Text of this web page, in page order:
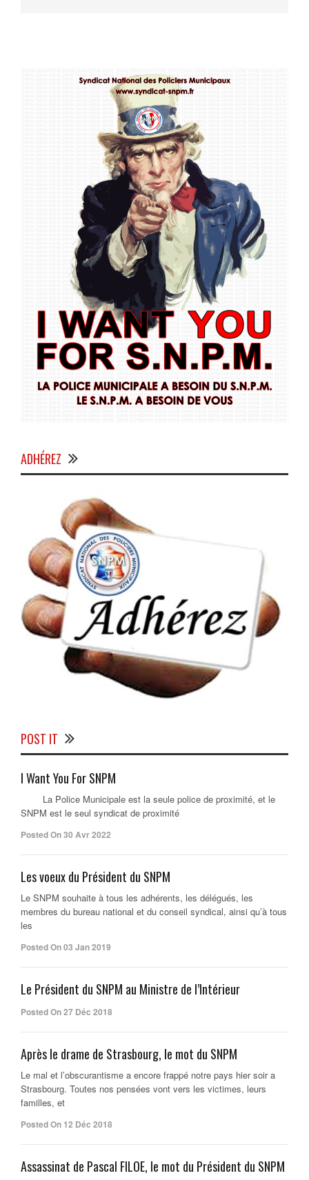
ADHÉREZ
POST IT
I Want You For SNPM
La Police Municipale est la seule police de proximité, et le
SNPM est le seul syndicat de proximité
Posted On 30 Avr 2022
Les voeux du Président du SNPM
Le SNPM souhaite à tous les adhérents, les délégués, les
membres du bureau national et du conseil syndical, ainsi qu’à tous
les
Posted On 03 Jan 2019
Le Président du SNPM au Ministre de l’Intérieur
Posted On 27 Déc 2018
Après le drame de Strasbourg, le mot du SNPM
Le mal et l’obscurantisme a encore frappé notre pays hier soir a
Strasbourg. Toutes nos pensées vont vers les victimes, leurs
familles, et
Posted On 12 Déc 2018
Assassinat de Pascal FILOE, le mot du Président du SNPM